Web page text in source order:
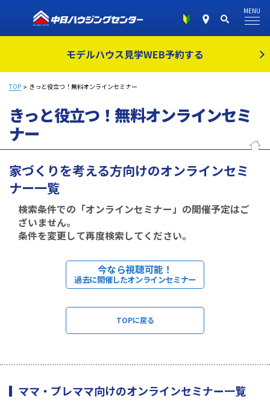
モデルハウス見学WEB予約する
MENU
TOP きっと役立つ！無料オンラインセミナー
きっと役立つ！無料オンラインセミ
ナー
家づくりを考える方向けのオンラインセミ
ナー一覧
検索条件での「オンラインセミナー」の開催予定はご
ざいません。
条件を変更して再度検索してください。
今なら視聴可能！
過去に開催したオンラインセミナー
TOPに戻る
ママ・プレママ向けのオンラインセミナー一覧